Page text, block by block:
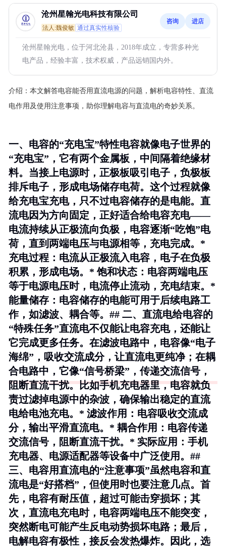
沧州星翰光电科技有限公司
法人:魏俊敏 通过真实性核验
咨询 进店
沧州星翰光电，位于河北沧县，2018年成立，专营多种光
电产品，经验丰富，技术权威，产品远销国内外。
介绍： 本文解答电容能否用直流电源的问题，解析电容特性、直流
电作用及使用注意事项，助你理解电容与直流电的奇妙关系。
一、电容的“充电宝”特性电容就像电子世界的
“充电宝”，它有两个金属板，中间隔着绝缘材
料。当接上电源时，正极板吸引电子，负极板
排斥电子，形成电场储存电荷。这个过程就像
给充电宝充电，只不过电容储存的是电能。直
流电因为方向固定，正好适合给电容充电——
电流持续从正极流向负极，电容逐渐“吃饱”电
荷，直到两端电压与电源相等，充电完成。*
充电过程 ：电流从正极流入电容，电子在负极
积累，形成电场。* 饱和状态 ：电容两端电压
等于电源电压时，电流停止流动，充电结束。*
能量储存 ：电容储存的电能可用于后续电路工
作，如滤波、耦合等。## 二、直流电给电容的
“特殊任务”直流电不仅能让电容充电，还能让
它完成更多任务。在滤波电路中，电容像“电子
海绵”，吸收交流成分，让直流电更纯净；在耦
合电路中，它像“信号桥梁”，传递交流信号，
阻断直流干扰。比如手机充电器里，电容就负
责过滤掉电源中的杂波，确保输出稳定的直流
电给电池充电。* 滤波作用 ：电容吸收交流成
分，输出平滑直流电。* 耦合作用 ：电容传递
交流信号，阻断直流干扰。* 实际应用 ：手机
充电器、电源适配器等设备中广泛使用。##
三、电容用直流电的“注意事项”虽然电容和直
流电是“好搭档”，但使用时也要注意几点。首
先，电容有耐压值，超过可能击穿损坏；其
次，直流电充电时，电容两端电压不能突变，
突然断电可能产生反电动势损坏电路；最后，
电解电容有极性，接反会发热爆炸。因此，选